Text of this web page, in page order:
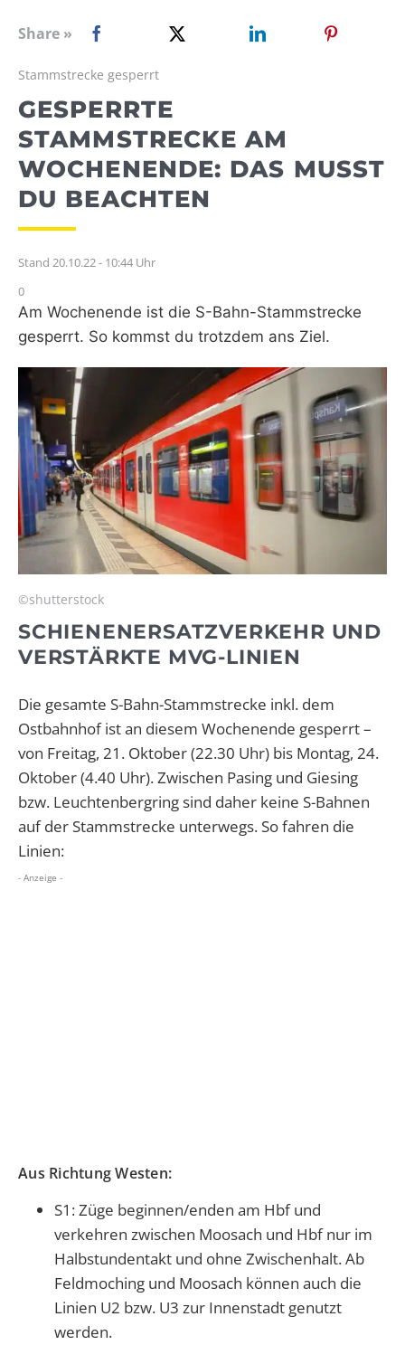
WEBRADIO
Share »
Stammstrecke gesperrt
GESPERRTE
STAMMSTRECKE AM
WOCHENENDE: DAS MUSST
DU BEACHTEN
Stand 20.10.22 - 10:44 Uhr
0
Am Wochenende ist die S-Bahn-Stammstrecke
gesperrt. So kommst du trotzdem ans Ziel.
©shutterstock
SCHIENENERSATZVERKEHR UND
VERSTÄRKTE MVG-LINIEN
Die gesamte S-Bahn-Stammstrecke inkl. dem
Ostbahnhof ist an diesem Wochenende gesperrt –
von Freitag, 21. Oktober (22.30 Uhr) bis Montag, 24.
Oktober (4.40 Uhr). Zwischen Pasing und Giesing
bzw. Leuchtenbergring sind daher keine S-Bahnen
auf der Stammstrecke unterwegs. So fahren die
Linien:
- Anzeige -
Aus Richtung Westen:
S1: Züge beginnen/enden am Hbf und
verkehren zwischen Moosach und Hbf nur im
Halbstundentakt und ohne Zwischenhalt. Ab
Feldmoching und Moosach können auch die
Linien U2 bzw. U3 zur Innenstadt genutzt
werden.